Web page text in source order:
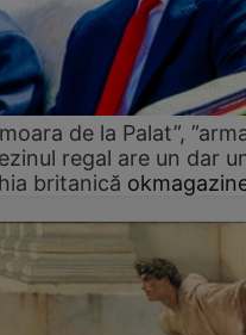
de la Palat”,
regal are un dar
britanică